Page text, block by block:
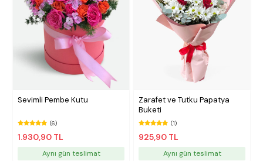
Sevimli Pembe Kutu
(6)
1.930,90 TL
Aynı gün teslimat
Zarafet ve Tutku Papatya
Buketi
(1)
925,90 TL
Aynı gün teslimat